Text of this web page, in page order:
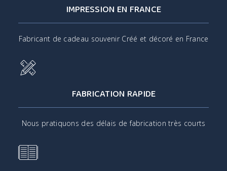
IMPRESSION EN FRANCE
Fabricant de cadeau souvenir Créé et décoré en France
FABRICATION RAPIDE
Nous pratiquons des délais de fabrication très courts